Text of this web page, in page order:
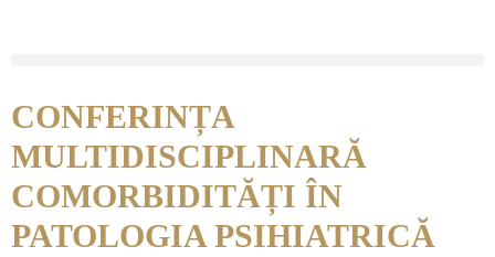
CONFERINȚA
MULTIDISCIPLINARĂ
COMORBIDITĂȚI ÎN
PATOLOGIA PSIHIATRICĂ